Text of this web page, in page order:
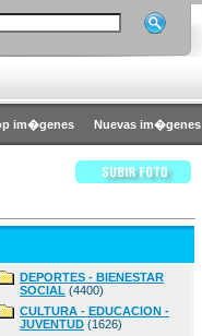
im�genes Nuevas im�genes
DEPORTES - BIENESTAR
SOCIAL (4400)
CULTURA - EDUCACION -
JUVENTUD (1626)